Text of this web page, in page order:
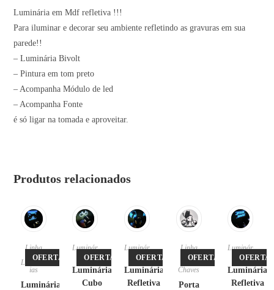
Luminária em Mdf refletiva !!!
Para iluminar e decorar seu ambiente refletindo as gravuras em sua
parede!!
– Luminária Bivolt
– Pintura em tom preto
– Acompanha Módulo de led
– Acompanha Fonte
é só ligar na tomada e aproveitar.
Produtos relacionados
OFERTA!
Linha
Pet,
Luminár
ias
Luminária
OFERTA!
Luminár
ias
Luminária
Cubo
OFERTA!
Luminár
ias
Luminária
Refletiva
OFERTA!
Linha
Pet,
Porta
Chaves
Porta
OFERTA!
Luminár
ias
Luminária
Refletiva